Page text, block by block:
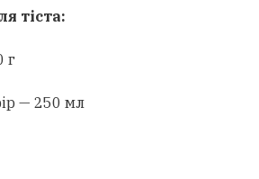
тіста:
г
— 250 мл